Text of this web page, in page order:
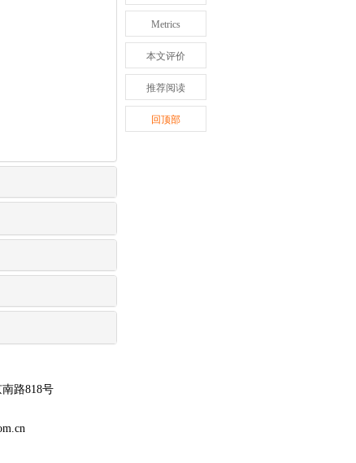
Metrics
本文评价
推荐阅读
回顶部
路818号